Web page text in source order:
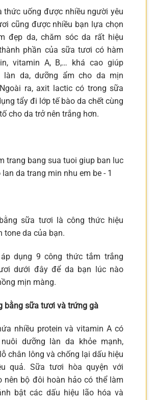
thức uống được nhiều người yêu
cũng được nhiều bạn lựa chọn
đẹp da, chăm sóc da rất hiệu
phần của sữa tươi có hàm
vitamin A, B,… khá cao giúp
làn da, dưỡng ẩm cho da mịn
ra, axit lactic có trong sữa
tẩy đi lớp tế bào da chết cùng
cho da trở nên trắng hơn.
sữa tươi là công thức hiệu
tone da của bạn.
dụng 9 công thức tắm trắng
dưới đây để da bạn lúc nào
mịn màng.
bằng sữa tươi và trứng gà
nhiều protein và vitamin A có
dưỡng làn da khỏe mạnh,
chân lông và chống lại dấu hiệu
quả. Sữa tươi hòa quyện với
nên bộ đôi hoàn hảo có thể làm
bật các dấu hiệu lão hóa và